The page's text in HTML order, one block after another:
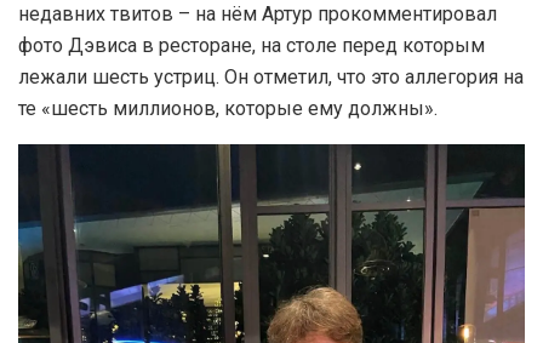
недавних твитов – на нём Артур прокомментировал
фото Дэвиса в ресторане, на столе перед которым
лежали шесть устриц. Он отметил, что это аллегория на
те «шесть миллионов, которые ему должны».